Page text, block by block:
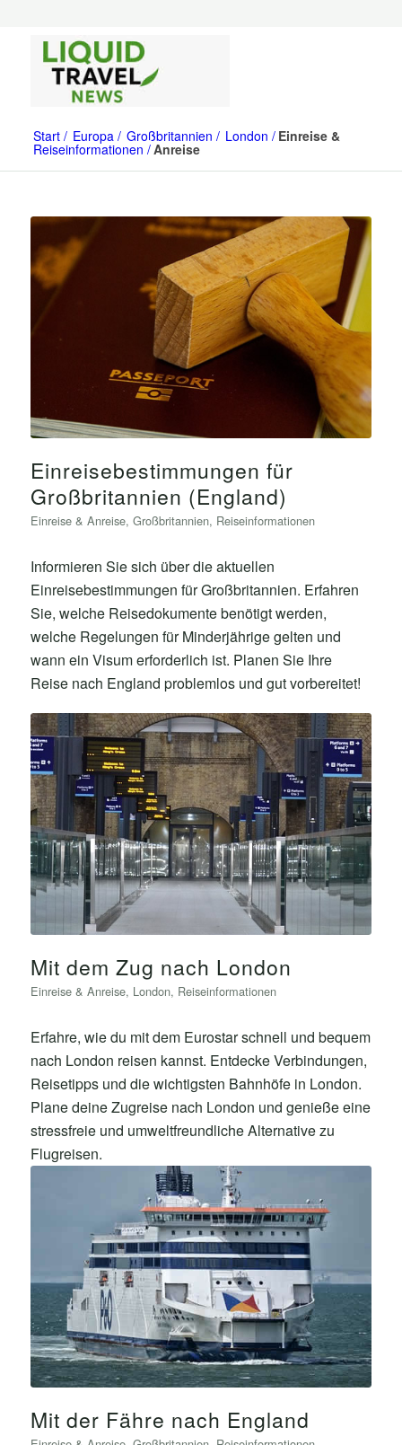
Start Europa Großbritannien London
Reiseinformationen
Einreise &
Anreise
Einreisebestimmungen für
Großbritannien (England)
Einreise & Anreise, Großbritannien, Reiseinformationen
Informieren Sie sich über die aktuellen
Einreisebestimmungen für Großbritannien. Erfahren
Sie, welche Reisedokumente benötigt werden,
welche Regelungen für Minderjährige gelten und
wann ein Visum erforderlich ist. Planen Sie Ihre
Reise nach England problemlos und gut vorbereitet!
Mit dem Zug nach London
Einreise & Anreise, London, Reiseinformationen
Erfahre, wie du mit dem Eurostar schnell und bequem
nach London reisen kannst. Entdecke Verbindungen,
Reisetipps und die wichtigsten Bahnhöfe in London.
Plane deine Zugreise nach London und genieße eine
stressfreie und umweltfreundliche Alternative zu
Flugreisen.
Mit der Fähre nach England